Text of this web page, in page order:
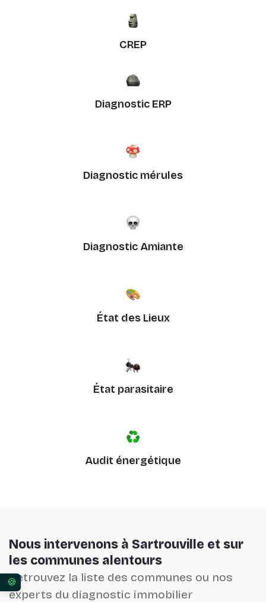
CREP
Diagnostic ERP
Diagnostic mérules
Diagnostic Amiante
État des Lieux
État parasitaire
Audit énergétique
Nous intervenons à Sartrouville et sur
les communes alentours
Retrouvez la liste des communes ou nos
experts du diagnostic immobilier
Vos préférences en matière de consentement